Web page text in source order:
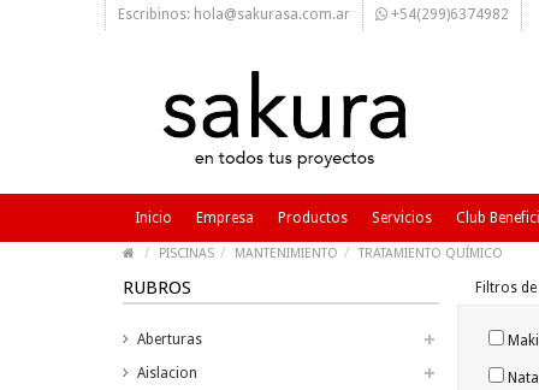
Escribinos: hola@sakurasa.com.ar +54(299)6374982
Inicio Empresa Productos Servicios Club
PISCINAS MANTENIMIENTO TRATAMIENTO QUÍMICO
RUBROS
Aberturas
Aislacion
Filtros